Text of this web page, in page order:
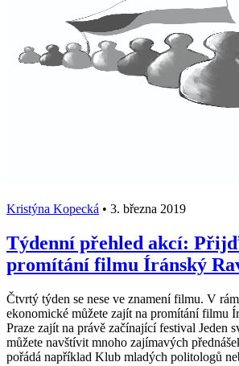
Kristýna Kopecká • 3. března 2019
Týdenní přehled akcí:
promítání filmu Íránský
Čtvrtý týden se nese ve znamení filmu. V
ekonomické můžete zajít na promítání filmu
Praze zajít na právě začínající festival Jeden
můžete navštívit mnoho zajímavých
pořádá například Klub mladých politologů